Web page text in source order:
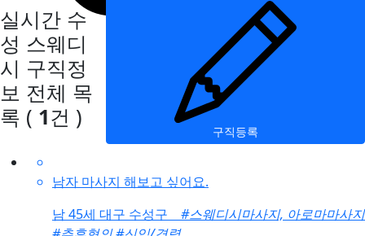
실시간 수
성 스웨디
시 구직정
보 전체 목
록 ( 1건 )
구직등록
남자 마사지 해보고 싶어요.
남45세 대구 수성구 #스웨디시마사지, 아로마마사지